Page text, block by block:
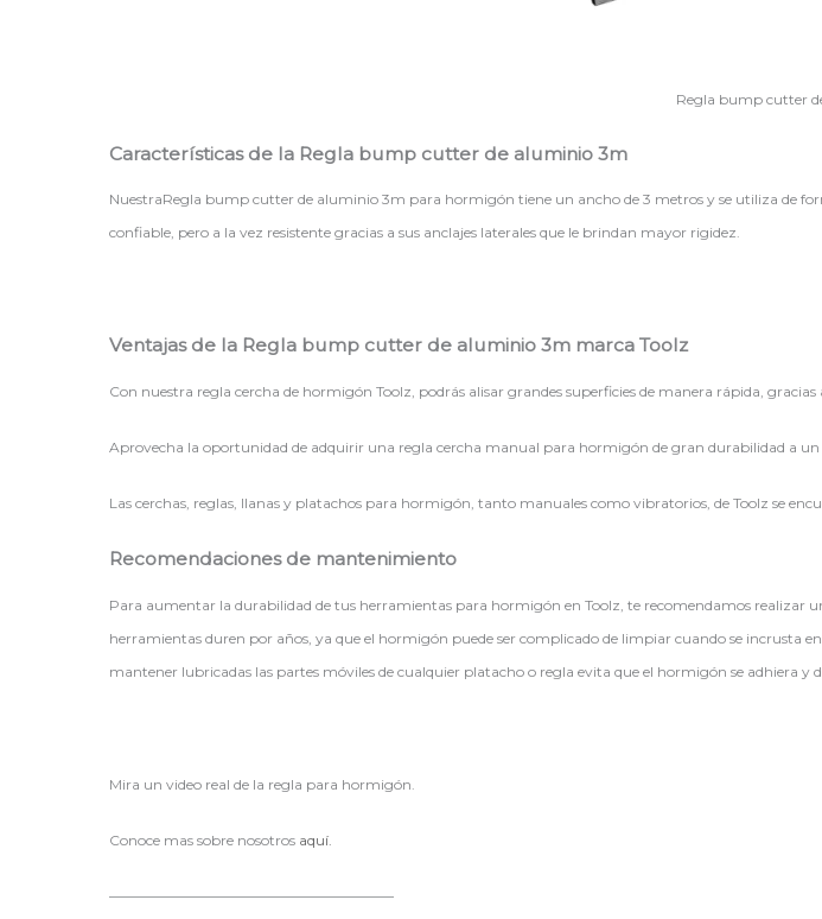
Regla bump cutter
Características de la Regla bump cutter de aluminio 3m
NuestraRegla bump cutter de aluminio 3m para hormigón tiene un ancho de 3 metros y se utiliza de
confiable, pero a la vez resistente gracias a sus anclajes laterales que le brindan mayor rigidez.
Ventajas de la Regla bump cutter de aluminio 3m marca Toolz
Con nuestra regla cercha de hormigón Toolz, podrás alisar grandes superficies de manera rápida,
Aprovecha la oportunidad de adquirir una regla cercha manual para hormigón de gran durabilidad a un
Las cerchas, reglas, llanas y platachos para hormigón, tanto manuales como vibratorios, de Toolz se
Recomendaciones de mantenimiento
Para aumentar la durabilidad de tus herramientas para hormigón en Toolz, te recomendamos realizar
herramientas duren por años, ya que el hormigón puede ser complicado de limpiar cuando se incrusta
mantener lubricadas las partes móviles de cualquier platacho o regla evita que el hormigón se adhiera y
Mira un video real de la regla para hormigón.
Conoce mas sobre nosotros aquí.
————————————————————